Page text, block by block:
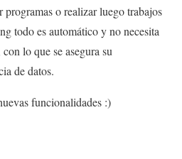
o realizar luego trabajos
todo es automático y no necesita
lo que se asegura su
de datos.
funcionalidades :)